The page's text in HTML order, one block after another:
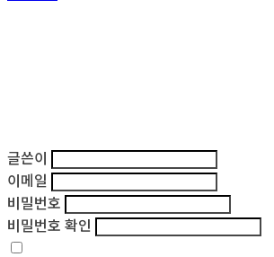
글쓴이
이메일
비밀번호
비밀번호 확인